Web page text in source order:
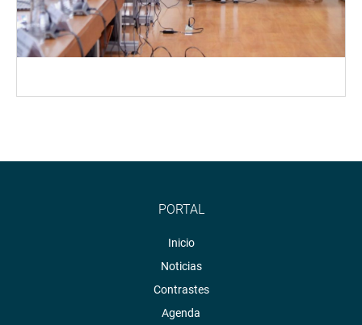
PORTAL
Inicio
Noticias
Contrastes
Agenda